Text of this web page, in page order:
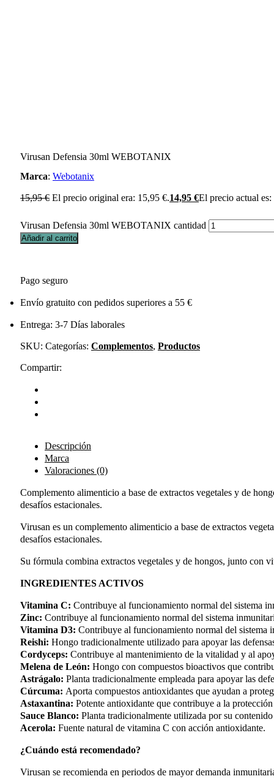
Virusan Defensia 30ml WEBOTANIX
Marca: Webotanix
15,95€ El precio original era: 15,95 €.14,95 €El precio actual
Virusan Defensia 30ml WEBOTANIX cantidad
Añadir al carrito
Pago seguro
Envío gratuito con pedidos superiores a 55 €
Entrega: 3-7 Días laborales
SKU: Categorías: Complementos, Productos
Compartir:
Descripción
Marca
Valoraciones (0)
Complemento alimenticio a base de extractos vegetales y de
desafíos estacionales.
Virusan es un complemento alimenticio a base de extractos
desafíos estacionales.
Su fórmula combina extractos vegetales y de hongos, junto con
INGREDIENTES ACTIVOS
Vitamina C: Contribuye al funcionamiento normal del sistema
Zinc: Contribuye al funcionamiento normal del sistema
Vitamina D3: Contribuye al funcionamiento normal del sistema
Reishi: Hongo tradicionalmente utilizado para apoyar las
Cordyceps: Contribuye al mantenimiento de la vitalidad y al
Melena de León: Hongo con compuestos bioactivos que
Astrágalo: Planta tradicionalmente empleada para apoyar las
Cúrcuma: Aporta compuestos antioxidantes que ayudan a
Astaxantina: Potente antioxidante que contribuye a la
Sauce Blanco: Planta tradicionalmente utilizada por su
Acerola: Fuente natural de vitamina C con acción antioxidante.
¿Cuándo está recomendado?
Virusan se recomienda en periodos de mayor demanda